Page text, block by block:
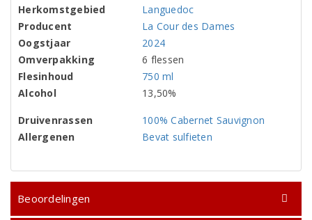
Herkomstgebied
Languedoc
Producent
La Cour des Dames
Oogstjaar
2024
Omverpakking
6 flessen
Flesinhoud
750 ml
Alcohol
13,50%
Druivenrassen
100% Cabernet Sauvignon
Allergenen
Bevat sulfieten
Beoordelingen